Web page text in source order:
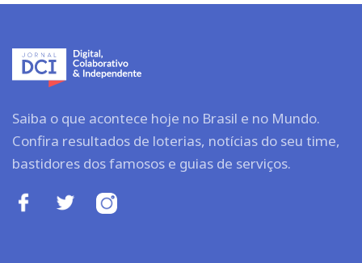
Saiba o que acontece hoje no Brasil e no Mundo.
Confira resultados de loterias, notícias do seu time,
bastidores dos famosos e guias de serviços.